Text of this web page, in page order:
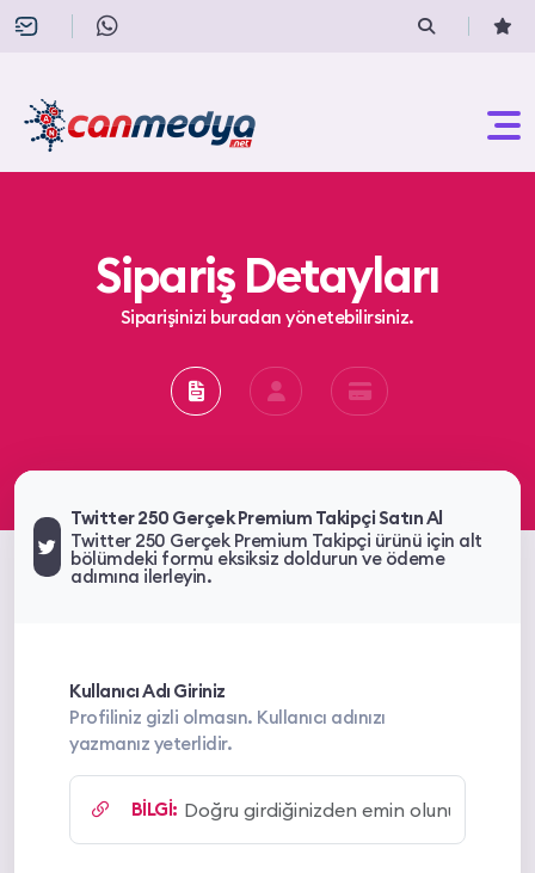
Sipariş Detayları
Siparişinizi buradan yönetebilirsiniz.
Twitter 250 Gerçek Premium Takipçi Satın Al
Twitter 250 Gerçek Premium Takipçi ürünü için alt
bölümdeki formu eksiksiz doldurun ve ödeme
adımına ilerleyin.
Kullanıcı Adı Giriniz
Profiliniz gizli olmasın. Kullanıcı adınızı
yazmanız yeterlidir.
BİLGİ: